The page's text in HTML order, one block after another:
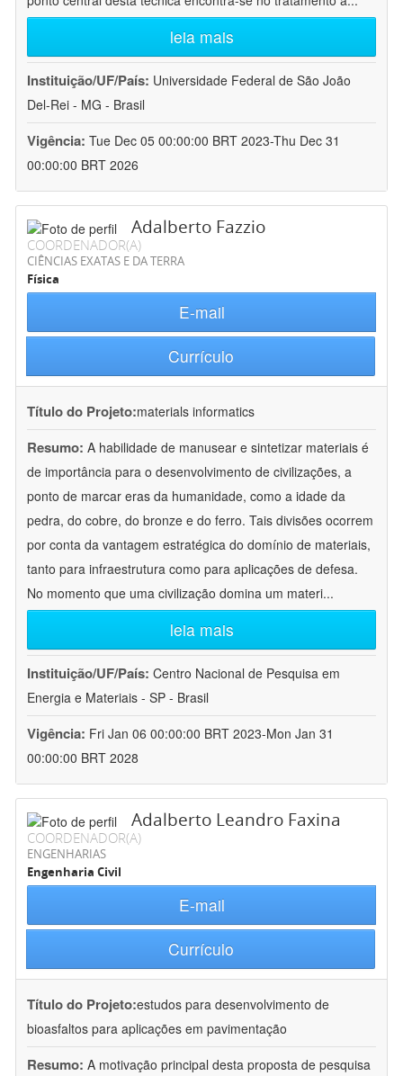
leia mais
Instituição/UF/País: Universidade Federal de São João
Del-Rei - MG - Brasil
Vigência: Tue Dec 05 00:00:00 BRT 2023-Thu Dec 31
00:00:00 BRT 2026
Adalberto Fazzio
COORDENADOR(A)
CIÊNCIAS EXATAS E DA TERRA
Física
E-mail
Currículo
Título do Projeto:materials informatics
Resumo: A habilidade de manusear e sintetizar materiais é
de importância para o desenvolvimento de civilizações, a
ponto de marcar eras da humanidade, como a idade da
pedra, do cobre, do bronze e do ferro. Tais divisões ocorrem
por conta da vantagem estratégica do domínio de materiais,
tanto para infraestrutura como para aplicações de defesa.
No momento que uma civilização domina um materi...
leia mais
Instituição/UF/País: Centro Nacional de Pesquisa em
Energia e Materiais - SP - Brasil
Vigência: Fri Jan 06 00:00:00 BRT 2023-Mon Jan 31
00:00:00 BRT 2028
Adalberto Leandro Faxina
COORDENADOR(A)
ENGENHARIAS
Engenharia Civil
E-mail
Currículo
Título do Projeto:estudos para desenvolvimento de
bioasfaltos para aplicações em pavimentação
Resumo: A motivação principal desta proposta de pesquisa